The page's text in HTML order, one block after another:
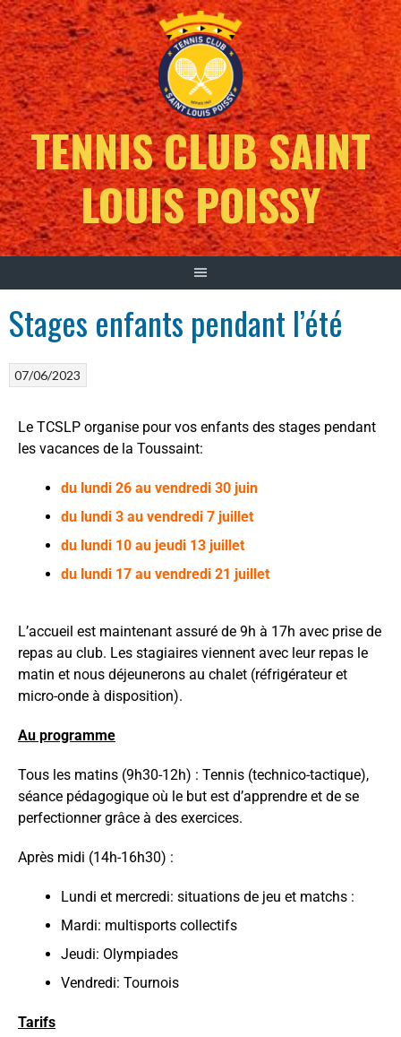
TENNIS CLUB SAINT
LOUIS POISSY
Stages enfants pendant l’été
07/06/2023
Le TCSLP organise pour vos enfants des stages pendant
les vacances de la Toussaint:
du lundi 26 au vendredi 30 juin
du lundi 3 au vendredi 7 juillet
du lundi 10 au jeudi 13 juillet
du lundi 17 au vendredi 21 juillet
L’accueil est maintenant assuré de 9h à 17h avec prise de
repas au club. Les stagiaires viennent avec leur repas le
matin et nous déjeunerons au chalet (réfrigérateur et
micro-onde à disposition).
Au programme
Tous les matins (9h30-12h) : Tennis (technico-tactique),
séance pédagogique où le but est d’apprendre et de se
perfectionner grâce à des exercices.
Après midi (14h-16h30) :
Lundi et mercredi: situations de jeu et matchs :
Mardi: multisports collectifs
Jeudi: Olympiades
Vendredi: Tournois
Tarifs